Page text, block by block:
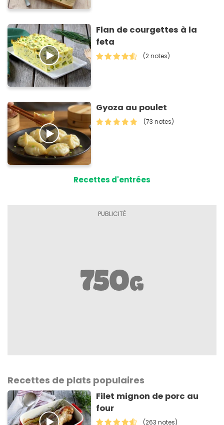
Flan de courgettes à la
feta
(2 notes)
Gyoza au poulet
(73 notes)
Recettes d'entrées
Recettes de plats populaires
Filet mignon de porc au
four
(263 notes)